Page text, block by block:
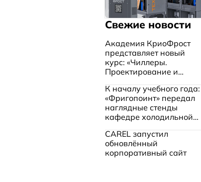
Свежие новости
Академия КриоФрост
представляет новый
курс: «Чиллеры.
Проектирование и
охлаждения жидкостей»
К началу учебного года:
«Фригопоинт» передал
наглядные стенды
кафедре холодильной
Баумана
CAREL запустил
обновлённый
корпоративный сайт